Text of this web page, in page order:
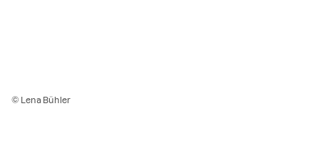
© Lena Bühler